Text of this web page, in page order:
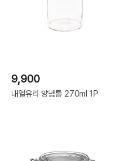
9,900
내열유리 양념통 270ml 1P